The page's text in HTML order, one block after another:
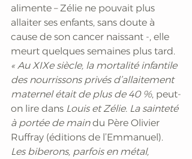
alimente – Zélie ne pouvait plus
allaiter ses enfants, sans doute à
cause de son cancer naissant -, elle
meurt quelques semaines plus tard.
« Au XIXe siècle, la mortalité infantile
des nourrissons privés d’allaitement
maternel était de plus de 40 %, peut-
on lire dans Louis et Zélie. La sainteté
à portée de main du Père Olivier
Ruffray (éditions de l’Emmanuel).
Les biberons, parfois en métal,